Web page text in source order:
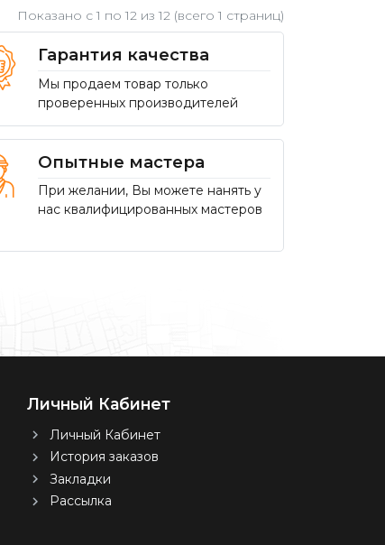
Показано с 1 по12из 12 (всего 1 страниц)
Гарантия качества
Мы продаем товар только
проверенных производителей
Опытные мастера
При желании, Вы можете нанять у
нас квалифицированных мастеров
Личный Кабинет
Личный Кабинет
История заказов
Закладки
Рассылка